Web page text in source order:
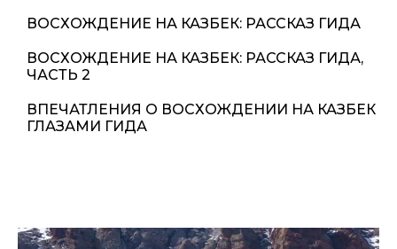
ВОСХОЖДЕНИЕ НА КАЗБЕК: РАССКАЗ ГИДА
ВОСХОЖДЕНИЕ НА КАЗБЕК: РАССКАЗ ГИДА,
ЧАСТЬ 2
ВПЕЧАТЛЕНИЯ О ВОСХОЖДЕНИИ НА КАЗБЕК
ГЛАЗАМИ ГИДА